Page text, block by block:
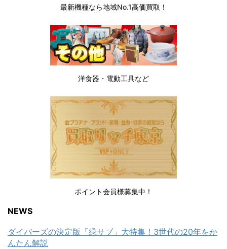
最新機種なら地域No.1高価買取！
洋食器・電動工具など
ポイント会員様募集中！
NEWS
ダイバーズの決定版「緑サブ」大特集！3世代の20年をか
んたん解説